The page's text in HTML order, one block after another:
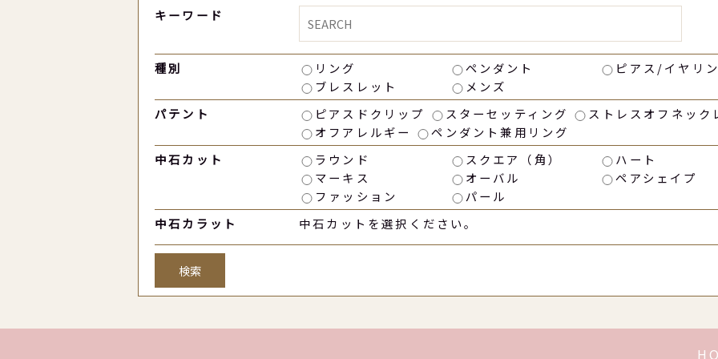
キーワード
種別 リング ペンダント
ピアス/イヤリ
ブレスレット
メンズ
パテント
ピアスドクリップ スターセッティング
ストレスオフネック
オフアレルギー
ペンダント兼用リング
中石カット
ラウンド スクエア（角）
ハート
マーキス
オーバル
ペアシェイプ
ファッション
パール
中石カラット
中石カットを選択ください。
検索